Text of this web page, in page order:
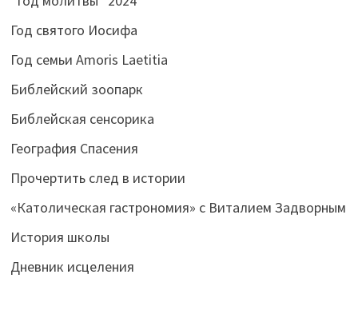
Год святого Иосифа
Год семьи Amoris Laetitia
Библейский зоопарк
Библейская сенсорика
География Спасения
Прочертить след в истории
«Католическая гастрономия» с Виталием Задворным
История школы
Дневник исцеления